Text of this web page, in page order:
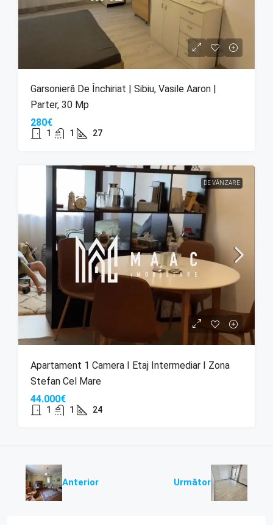
Garsonieră De Închiriat | Sibiu, Vasile Aaron |
Parter, 30 Mp
280€
1 1 27
DE VÂNZARE
Apartament 1 Camera I Etaj Intermediar I Zona
Stefan Cel Mare
44.000€
1 1 24
Anterior Următor